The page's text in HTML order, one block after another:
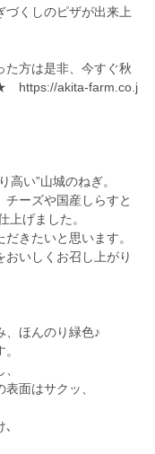
づくしのピザが出来上
方は是非、今すぐ秋
https://akita-farm.co.j
高い”山城のねぎ。
ーズや国産しらすと
上げました。
きたいと思います。
いしくお召し上がり
ほんのり緑色♪
面はサクッ、